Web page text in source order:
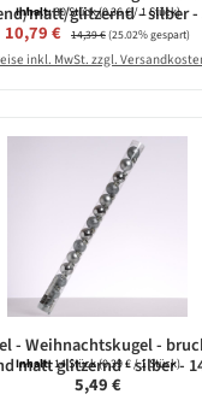
matt/glitzernd - silber -
Inhalt:30 Stück(0,36 € / 1 Stück)
Verkaufspreis:
10,79 € Regulärer Preis:
14,39 €(25.02% gespart)
inkl. MwSt. zzgl.
- Weihnachtskugel -
matt glitzernd - silber -
Inhalt:14 Stück(0,39 € / 1 Stück)
Regulärer Preis:
5,49 €